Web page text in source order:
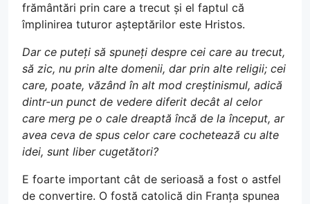
frământări prin care a trecut și el faptul că
împlinirea tuturor așteptărilor este Hristos.
Dar ce puteți să spuneți despre cei care au trecut,
să zic, nu prin alte domenii, dar prin alte religii; cei
care, poate, văzând în alt mod creștinismul, adică
dintr-un punct de vedere diferit decât al celor
care merg pe o cale dreaptă încă de la început, ar
avea ceva de spus celor care cochetează cu alte
idei, sunt liber cugetători?
E foarte important cât de serioasă a fost o astfel
de convertire. O fostă catolică din Franța spunea